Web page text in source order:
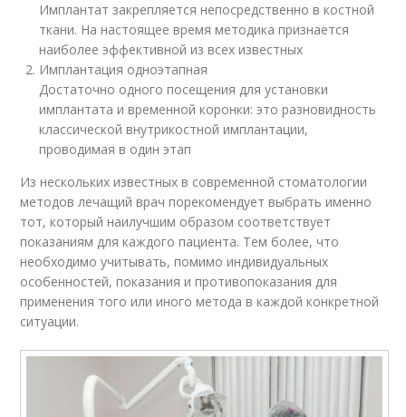
Имплантат закрепляется непосредственно в костной
ткани. На настоящее время методика признается
наиболее эффективной из всех известных
Имплантация одноэтапная
Достаточно одного посещения для установки
имплантата и временной коронки: это разновидность
классической внутрикостной имплантации,
проводимая в один этап
Из нескольких известных в современной стоматологии
методов лечащий врач порекомендует выбрать именно
тот, который наилучшим образом соответствует
показаниям для каждого пациента. Тем более, что
необходимо учитывать, помимо индивидуальных
особенностей, показания и противопоказания для
применения того или иного метода в каждой конкретной
ситуации.